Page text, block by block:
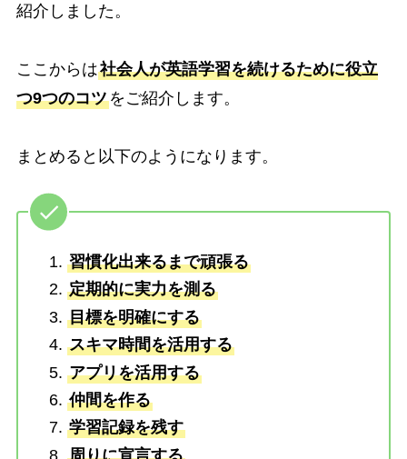
紹介しました。
ここからは社会人が英語学習を続けるために役立
つ9つのコツをご紹介します。
まとめると以下のようになります。
習慣化出来るまで頑張る
定期的に実力を測る
目標を明確にする
スキマ時間を活用する
アプリを活用する
仲間を作る
学習記録を残す
周りに宣言する